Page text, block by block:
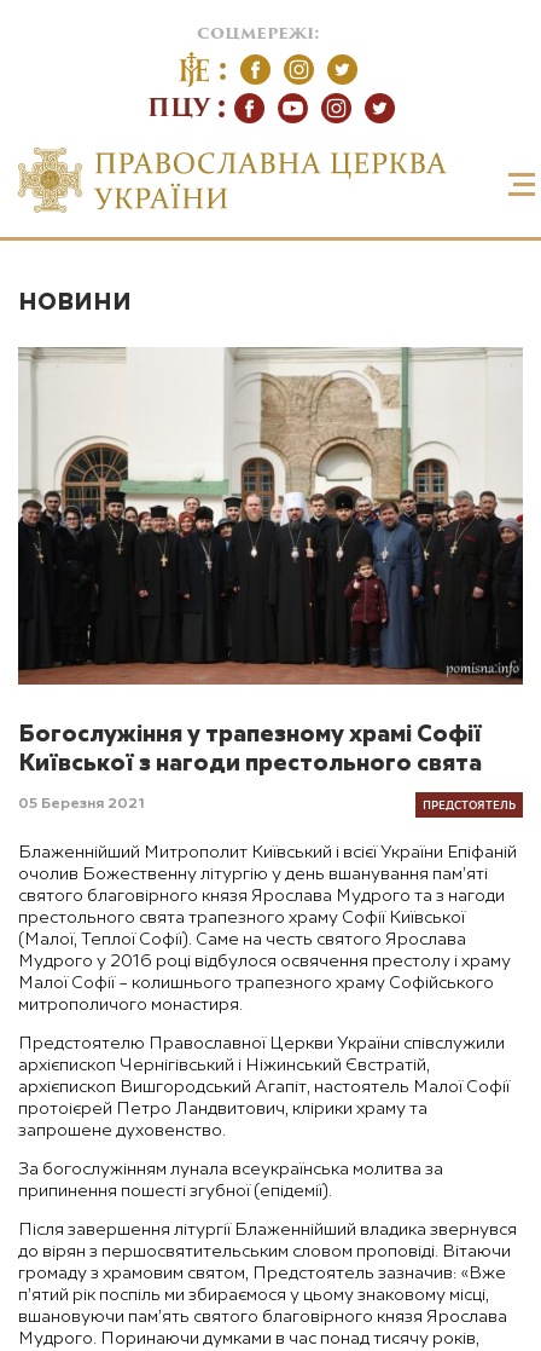
соцмережі:
ПЦУ
НОВИНИ
Богослужіння у трапезному храмі Софії
Київської з нагоди престольного свята
05 Березня 2021 ПРЕДСТОЯТЕЛЬ
Блаженнійший Митрополит Київський і всієї України Епіфаній
очолив Божественну літургію у день вшанування пам’яті
святого благовірного князя Ярослава Мудрого та з нагоди
престольного свята трапезного храму Софії Київської
(Малої, Теплої Софії). Саме на честь святого Ярослава
Мудрого у 2016 році відбулося освячення престолу і храму
Малої Софії – колишнього трапезного храму Софійського
митрополичого монастиря.
Предстоятелю Православної Церкви України співслужили
архієпископ Чернігівський і Ніжинський Євстратій,
архієпископ Вишгородський Агапіт, настоятель Малої Софії
протоієрей Петро Ландвитович, клірики храму та
запрошене духовенство.
За богослужінням лунала всеукраїнська молитва за
припинення пошесті згубної (епідемії).
Після завершення літургії Блаженнійший владика звернувся
до вірян з першосвятительським словом проповіді. Вітаючи
громаду з храмовим святом, Предстоятель зазначив: «Вже
п’ятий рік поспіль ми збираємося у цьому знаковому місці,
вшановуючи пам’ять святого благовірного князя Ярослава
Мудрого. Поринаючи думками в час понад тисячу років,